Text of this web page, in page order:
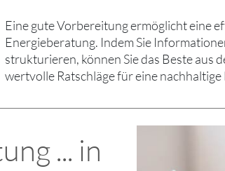
Eine gute Vorbereitung ermöglicht eine
Energieberatung. Indem Sie
strukturieren, können Sie das Beste aus
wertvolle Ratschläge für eine
... in